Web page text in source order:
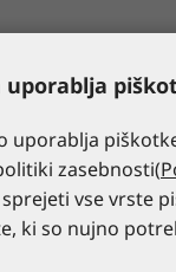
uporablja
uporablja
zasebnosti(
vse vrste
ki so nujno